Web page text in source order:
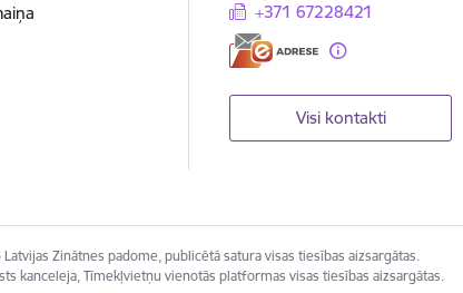
+371 67228421
Visi kontakti
Zinātnes padome, publicētā satura visas tiesības aizsargātas.
kanceleja, Tīmekļvietņu vienotās platformas visas tiesības aizsargātas.